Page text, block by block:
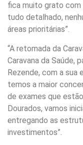
fica muito grato com
tudo detalhado,
áreas prioritárias”.
“A retomada da
Caravana da Saúde,
Rezende, com a sua
temos a maior
de exames que
Dourados, vamos
entregando as
investimentos”.